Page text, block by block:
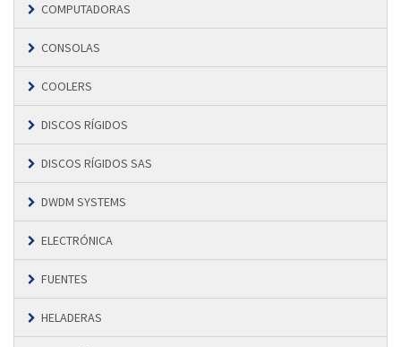
COMPUTADORAS
CONSOLAS
COOLERS
DISCOS RÍGIDOS
DISCOS RÍGIDOS SAS
DWDM SYSTEMS
ELECTRÓNICA
FUENTES
HELADERAS